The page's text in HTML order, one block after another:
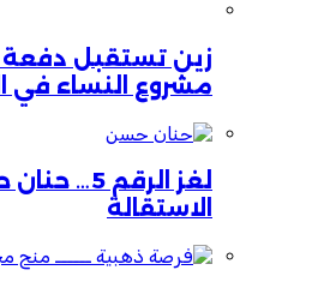
زين تستقبل
مشروع النساء في
لغز الرقم
الاستقالة